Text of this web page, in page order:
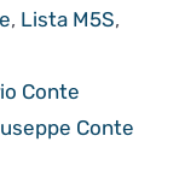
, Lista M5S,
Conte
Conte